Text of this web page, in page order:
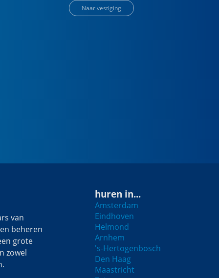
Naar vestiging
van
beheren
grote
zowel
huren in...
Amsterdam
Eindhoven
Helmond
Arnhem
's-Hertogenbosch
Den Haag
Maastricht